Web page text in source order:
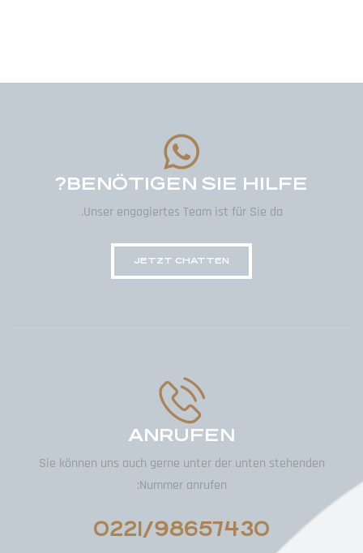
BENÖTIGEN SIE HILFE?
Unser engagiertes Team ist für Sie da.
JETZT CHATTEN
ANRUFEN
Sie können uns auch gerne unter der unten stehenden
Nummer anrufen:
0221/98657430